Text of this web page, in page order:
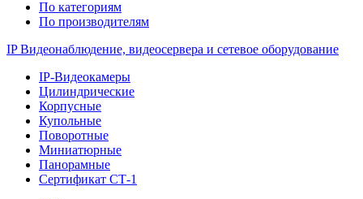
По категориям
По производителям
IP Видеонаблюдение, видеосервера и сетевое оборудование
IP-Видеокамеры
Цилиндрические
Корпусные
Купольные
Поворотные
Миниатюрные
Панорамные
Сертификат СТ-1